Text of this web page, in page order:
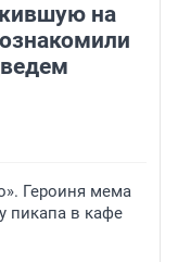
на
Героиня мема
пикапа в кафе